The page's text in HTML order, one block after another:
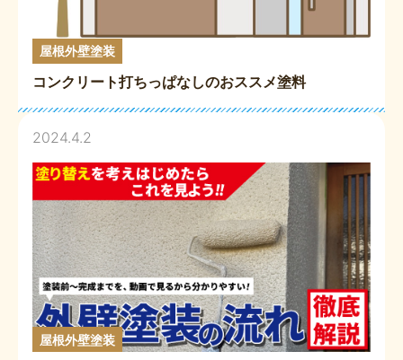
屋根外壁塗装
コンクリート打ちっぱなしのおススメ塗料
2024.4.2
屋根外壁塗装